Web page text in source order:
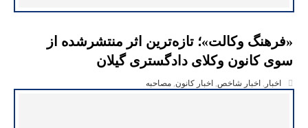
«فرهنگ وکالت»؛ تازه‌ترین اثر منتشرشده از
سوی کانون وکلای دادگستری گیلان
اخبار , اخبار شاخص, اخبار کانون,مصاحبه